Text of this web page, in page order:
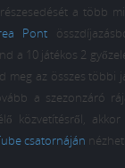
a több
Pont
a 10 játékos 2
meg az összes többi
a szezonzáró
közvetítésről,
csatornáján